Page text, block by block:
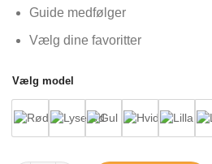
Guide medfølger
Vælg dine favoritter
Vælg model